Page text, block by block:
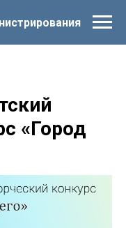
«Город